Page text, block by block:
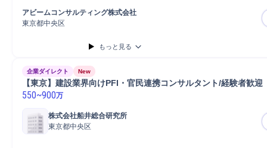
アビームコンサルティング株式会社
東京都中央区
もっと見る
企業ダイレクト New
【東京】建設業界向けPFI・官民連携コンサルタント/経験者歓迎
550~900万
株式会社船井総合研究所
東京都中央区